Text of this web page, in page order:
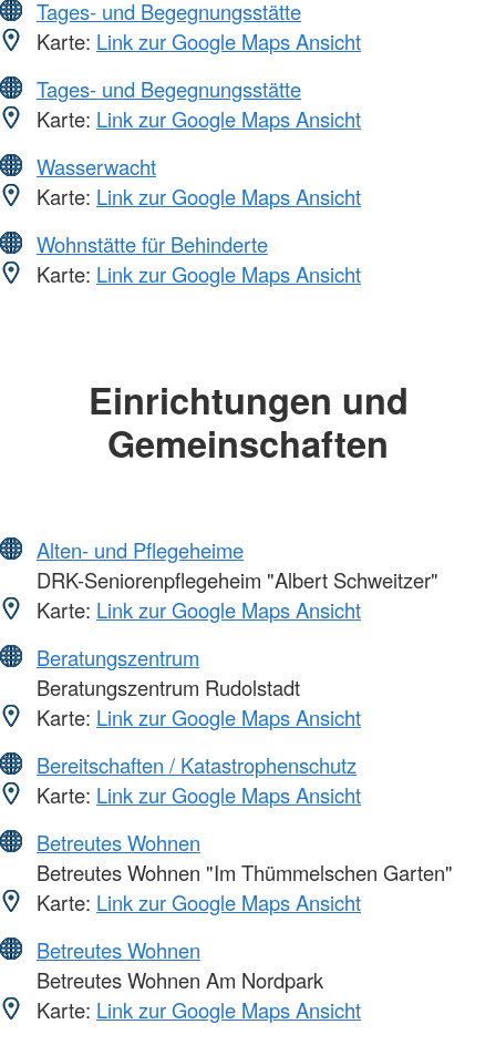
Tages- und Begegnungsstätte
Karte: Link zur Google Maps Ansicht
Tages- und Begegnungsstätte
Karte: Link zur Google Maps Ansicht
Wasserwacht
Karte: Link zur Google Maps Ansicht
Wohnstätte für Behinderte
Karte: Link zur Google Maps Ansicht
Einrichtungen und
Gemeinschaften
Alten- und Pflegeheime
DRK-Seniorenpflegeheim "Albert Schweitzer"
Karte: Link zur Google Maps Ansicht
Beratungszentrum
Beratungszentrum Rudolstadt
Karte: Link zur Google Maps Ansicht
Bereitschaften / Katastrophenschutz
Karte: Link zur Google Maps Ansicht
Betreutes Wohnen
Betreutes Wohnen "Im Thümmelschen Garten"
Karte: Link zur Google Maps Ansicht
Betreutes Wohnen
Betreutes Wohnen Am Nordpark
Karte: Link zur Google Maps Ansicht